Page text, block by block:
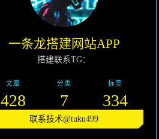
一条龙搭建网站APP
搭建联系TG：
文章
428
分类
7
标签
334
联系技术@tuku499